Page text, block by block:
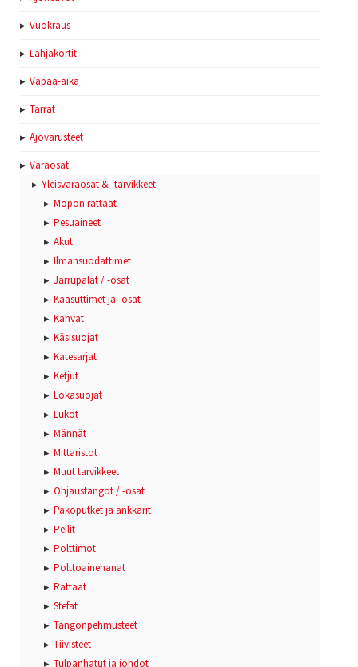
Vuokraus
Lahjakortit
Vapaa-aika
Tarrat
Ajovarusteet
Varaosat
Yleisvaraosat & -tarvikkeet
Mopon rattaat
Pesuaineet
Akut
Ilmansuodattimet
Jarrupalat / -osat
Kaasuttimet ja -osat
Kahvat
Käsisuojat
Katesarjat
Ketjut
Lokasuojat
Lukot
Männät
Mittaristot
Muut tarvikkeet
Ohjaustangot / -osat
Pakoputket ja änkkärit
Peilit
Polttimot
Polttoainehanat
Rattaat
Stefat
Tangonpehmusteet
Tiivisteet
Tulpanhatut ja johdot